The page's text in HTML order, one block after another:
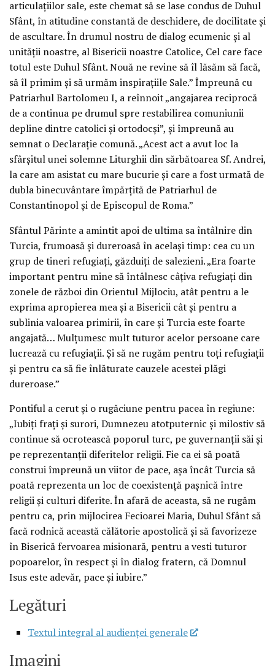
articulaţiilor sale, este chemat să se lase condus de Duhul
Sfânt, în atitudine constantă de deschidere, de docilitate şi
de ascultare. În drumul nostru de dialog ecumenic şi al
unităţii noastre, al Bisericii noastre Catolice, Cel care face
totul este Duhul Sfânt. Nouă ne revine să îl lăsăm să facă,
să îl primim şi să urmăm inspiraţiile Sale.” Împreună cu
Patriarhul Bartolomeu I, a reînnoit „angajarea reciprocă
de a continua pe drumul spre restabilirea comuniunii
depline dintre catolici şi ortodocşi”, şi împreună au
semnat o Declaraţie comună. „Acest act a avut loc la
sfârşitul unei solemne Liturghii din sărbătoarea Sf. Andrei,
la care am asistat cu mare bucurie şi care a fost urmată de
dubla binecuvântare împărţită de Patriarhul de
Constantinopol şi de Episcopul de Roma.”
Sfântul Părinte a amintit apoi de ultima sa întâlnire din
Turcia, frumoasă şi dureroasă în acelaşi timp: cea cu un
grup de tineri refugiaţi, găzduiţi de salezieni. „Era foarte
important pentru mine să întâlnesc câţiva refugiaţi din
zonele de război din Orientul Mijlociu, atât pentru a le
exprima apropierea mea şi a Bisericii cât şi pentru a
sublinia valoarea primirii, în care şi Turcia este foarte
angajată… Mulţumesc mult tuturor acelor persoane care
lucrează cu refugiaţii. Şi să ne rugăm pentru toţi refugiaţii
şi pentru ca să fie înlăturate cauzele acestei plăgi
dureroase.”
Pontiful a cerut şi o rugăciune pentru pacea în regiune:
„Iubiţi fraţi şi surori, Dumnezeu atotputernic şi milostiv să
continue să ocrotească poporul turc, pe guvernanţii săi şi
pe reprezentanţii diferitelor religii. Fie ca ei să poată
construi împreună un viitor de pace, aşa încât Turcia să
poată reprezenta un loc de coexistenţă paşnică între
religii şi culturi diferite. În afară de aceasta, să ne rugăm
pentru ca, prin mijlocirea Fecioarei Maria, Duhul Sfânt să
facă rodnică această călătorie apostolică şi să favorizeze
în Biserică fervoarea misionară, pentru a vesti tuturor
popoarelor, în respect şi în dialog fratern, că Domnul
Isus este adevăr, pace şi iubire.”
Legături
Textul integral al audienţei generale
Imagini